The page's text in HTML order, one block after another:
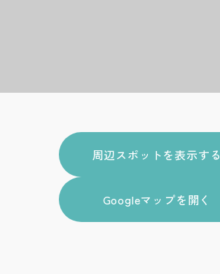
周辺スポットを表示する
Googleマップを開く